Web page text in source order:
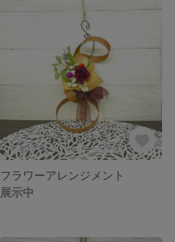
フラワーアレンジメント
展示中